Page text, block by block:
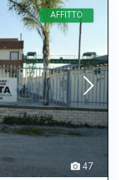
47
AFFITTO